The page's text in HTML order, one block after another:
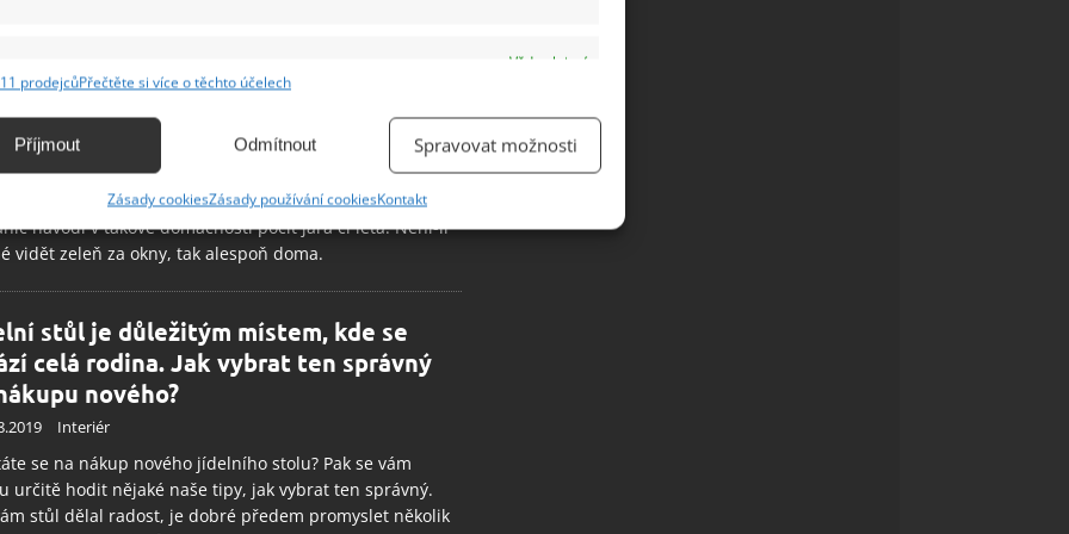
Vždy aktivní
zařízení na základě automaticky přenášených informací.
aktivně vyžádaných informací.
a sdělování voleb ochrany osobních údajů.
prodejcůPřečtěte si více o těchto účelech
Příjmout Odmítnout Spravovat možnosti
Zásady cookiesZásady používání cookiesKontakt
vykouzlit i u vás doma
Interiér
názvu botanic chic je asi všem jasné, že tento styl
do interiéru prvky inspirované rostlinami a dostatek
barvy. Je to styl příjemný, uklidňující, svěží, uvolněný a
se k jakémukoliv ročnímu období, protože v období
navodí v takové domácnosti pocit jara či léta. Není-li
vidět zeleň za okny, tak alespoň doma.
stůl je důležitým místem, kde se
celá rodina. Jak vybrat ten správný
nového?
Interiér
se na nákup nového jídelního stolu? Pak se vám
určitě hodit nějaké naše tipy, jak vybrat ten správný.
stůl dělal radost, je dobré předem promyslet několik